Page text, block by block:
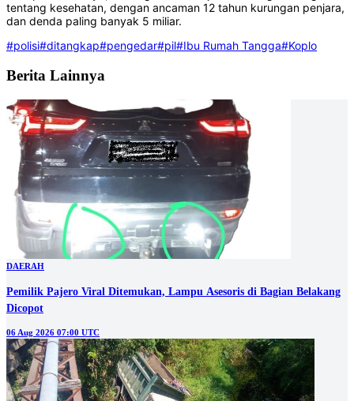
tentang kesehatan, dengan ancaman 12 tahun kurungan penjara,
dan denda paling banyak 5 miliar.
#polisi#ditangkap#pengedar#pil#Ibu Rumah Tangga#Koplo
Berita Lainnya
DAERAH
Pemilik Pajero Viral Ditemukan, Lampu Asesoris di Bagian Belakang
Dicopot
06 Aug 2026 07:00 UTC